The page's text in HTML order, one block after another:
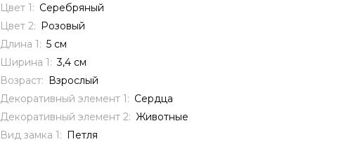
Цвет 1: Серебряный
Цвет 2: Розовый
Длина 1: 5 см
Ширина 1: 3,4 см
Возраст: Взрослый
Декоративный элемент 1: Сердца
Декоративный элемент 2: Животные
Вид замка 1: Петля